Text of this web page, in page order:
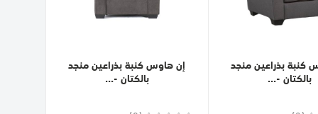
كنبة بذراعين منجد
بالكتان -...
إن هاوس كنبة بذراعين منجد
بالكتان -...